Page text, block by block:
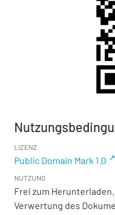
LIZENZ
Public Domain Mark 1.0
NUTZUNG
Frei zum
Verwertung des